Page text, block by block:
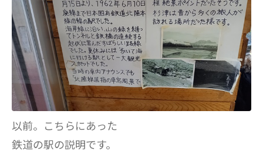
以前。こちらにあった
鉄道の駅の説明です。